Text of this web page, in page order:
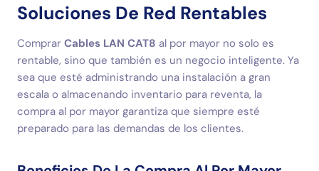
Soluciones De Red Rentables
Comprar Cables LAN CAT8 al por mayor no solo es
rentable, sino que también es un negocio inteligente. Ya
sea que esté administrando una instalación a gran
escala o almacenando inventario para reventa, la
compra al por mayor garantiza que siempre esté
preparado para las demandas de los clientes.